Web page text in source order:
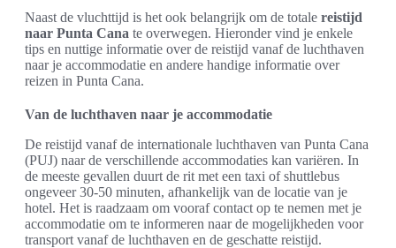
Naast de vluchttijd is het ook belangrijk om de totale reistijd
naar Punta Cana te overwegen. Hieronder vind je enkele
tips en nuttige informatie over de reistijd vanaf de luchthaven
naar je accommodatie en andere handige informatie over
reizen in Punta Cana.
Van de luchthaven naar je accommodatie
De reistijd vanaf de internationale luchthaven van Punta Cana
(PUJ) naar de verschillende accommodaties kan variëren. In
de meeste gevallen duurt de rit met een taxi of shuttlebus
ongeveer 30-50 minuten, afhankelijk van de locatie van je
hotel. Het is raadzaam om vooraf contact op te nemen met je
accommodatie om te informeren naar de mogelijkheden voor
transport vanaf de luchthaven en de geschatte reistijd.